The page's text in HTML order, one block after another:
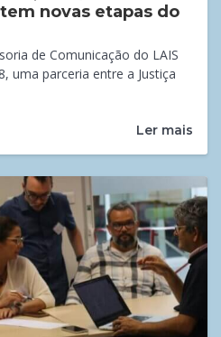
novas etapas do
de Comunicação do LAIS
uma parceria entre a Justiça
Ler mais